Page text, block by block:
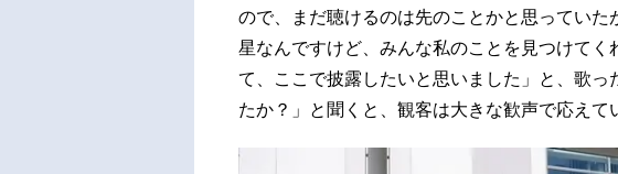
ので、まだ聴けるのは先のことかと思ってい
星なんですけど、みんな私のことを見つけて
て、ここで披露したいと思いました」と、歌っ
たか？」と聞くと、観客は大きな歓声で応えて